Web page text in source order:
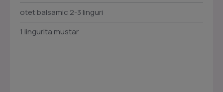
otet balsamic 2-3 linguri
1 lingurita mustar